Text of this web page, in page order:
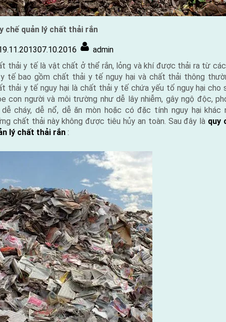
chế quản lý chất thải rắn
07.10.2016 By
admin
thải y tế là vật chất ở thể rắn, lỏng và khí được thải ra từ
tế bao gồm chất thải y tế nguy hại và chất thải thông
thải y tế nguy hại là chất thải y tế chứa yếu tố nguy hại cho
con người và môi trường như dễ lây nhiễm, gây ngộ độc,
dễ cháy, dễ nổ, dễ ăn mòn hoặc có đặc tính nguy hại khác
chất thải này không được tiêu hủy an toàn. Sau đây là quy
lý chất thải rắn :